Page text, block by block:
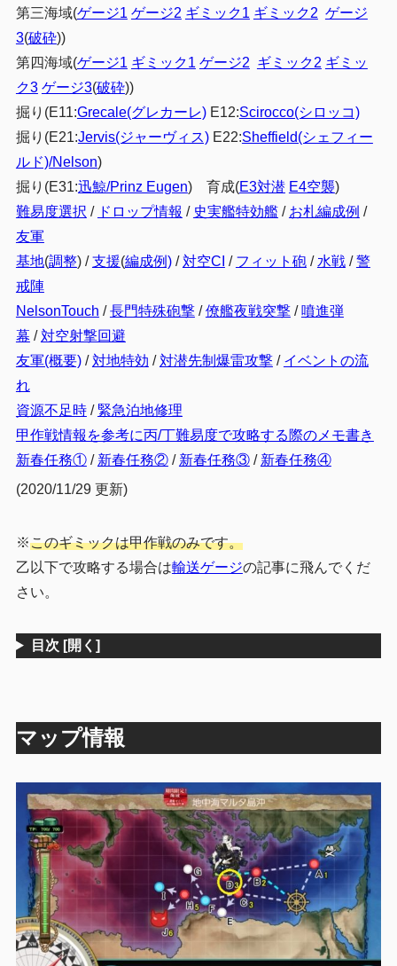
第三海域(ゲージ1 ゲージ2 ギミック1 ギミック2 ゲージ
3(破砕))
第四海域(ゲージ1 ギミック1 ゲージ2 ギミック2 ギミッ
ク3 ゲージ3(破砕))
掘り(E11:Grecale(グレカーレ)E12:Scirocco(シロッコ)
掘り(E21:Jervis(ジャーヴィス)E22:Sheffield(シェフィー
ルド)/Nelson)
掘り(E31:迅鯨/Prinz Eugen) 育成(E3対潜 E4空襲)
難易度選択 / ドロップ情報 / 史実艦特効艦/ お札編成例 /
友軍
基地(調整) /支援(編成例)/対空CI / フィット砲/ 水戦/警
戒陣
NelsonTouch /長門特殊砲撃 / 僚艦夜戦突撃 / 噴進弾
幕 /対空射撃回避
友軍(概要)/対地特効 / 対潜先制爆雷攻撃 / イベントの流
れ
資源不足時/ 緊急泊地修理
甲作戦情報を参考に丙/丁難易度で攻略する際のメモ書き
新春任務①/ 新春任務②/ 新春任務③/ 新春任務④
(2020/11/29 更新)
※このギミックは甲作戦のみです。
乙以下で攻略する場合は輸送ゲージの記事に飛んでくだ
さい。
目次 [開く]
マップ情報